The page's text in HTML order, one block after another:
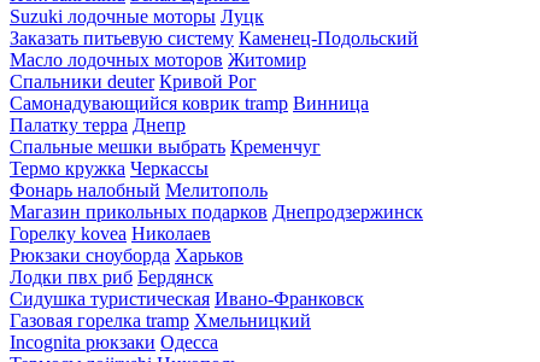
Suzuki лодочные моторы Луцк
Заказать питьевую систему Каменец-Подольский
Масло лодочных моторов Житомир
Спальники deuter Кривой Рог
Самонадувающийся коврик tramp Винница
Палатку терра Днепр
Спальные мешки выбрать Кременчуг
Термо кружка Черкассы
Фонарь налобный Мелитополь
Магазин прикольных подарков Днепродзержинск
Горелку kovea Николаев
Рюкзаки сноуборда Харьков
Лодки пвх риб Бердянск
Сидушка туристическая Ивано-Франковск
Газовая горелка tramp Хмельницкий
Incognita рюкзаки Одесса